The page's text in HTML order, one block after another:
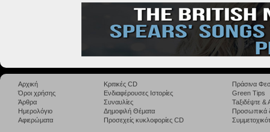
Αρχική
Όροι χρήσης
Άρθρα
Ημερολόγιο
Αφιερώματα
Κριτικές CD
Ενδιαφέρουσες Ιστορίες
Συναυλίες
Δημοφιλή Θέματα
Προσεχείς κυκλοφορίες CD
Πράσινα
Green Tips
Taξιδέψτε
Προσωπικά